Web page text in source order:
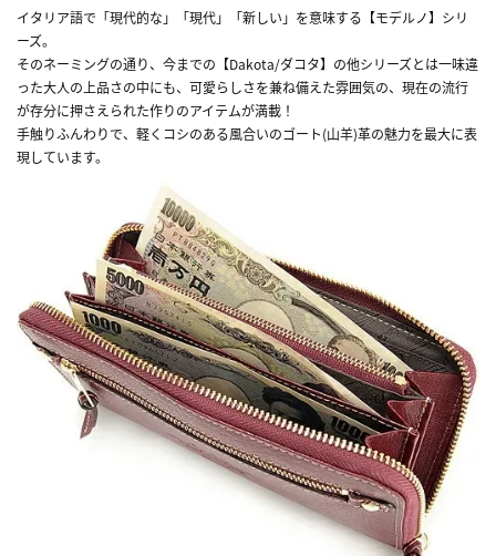
イタリア語で「現代的な」「現代」「新しい」を意味する【モデルノ】シリ
ーズ。
そのネーミングの通り、今までの【Dakota/ダコタ】の他シリーズとは一味違
った大人の上品さの中にも、可愛らしさを兼ね備えた雰囲気の、現在の流行
が存分に押さえられた作りのアイテムが満載！
手触りふんわりで、軽くコシのある風合いのゴート(山羊)革の魅力を最大に表
現しています。